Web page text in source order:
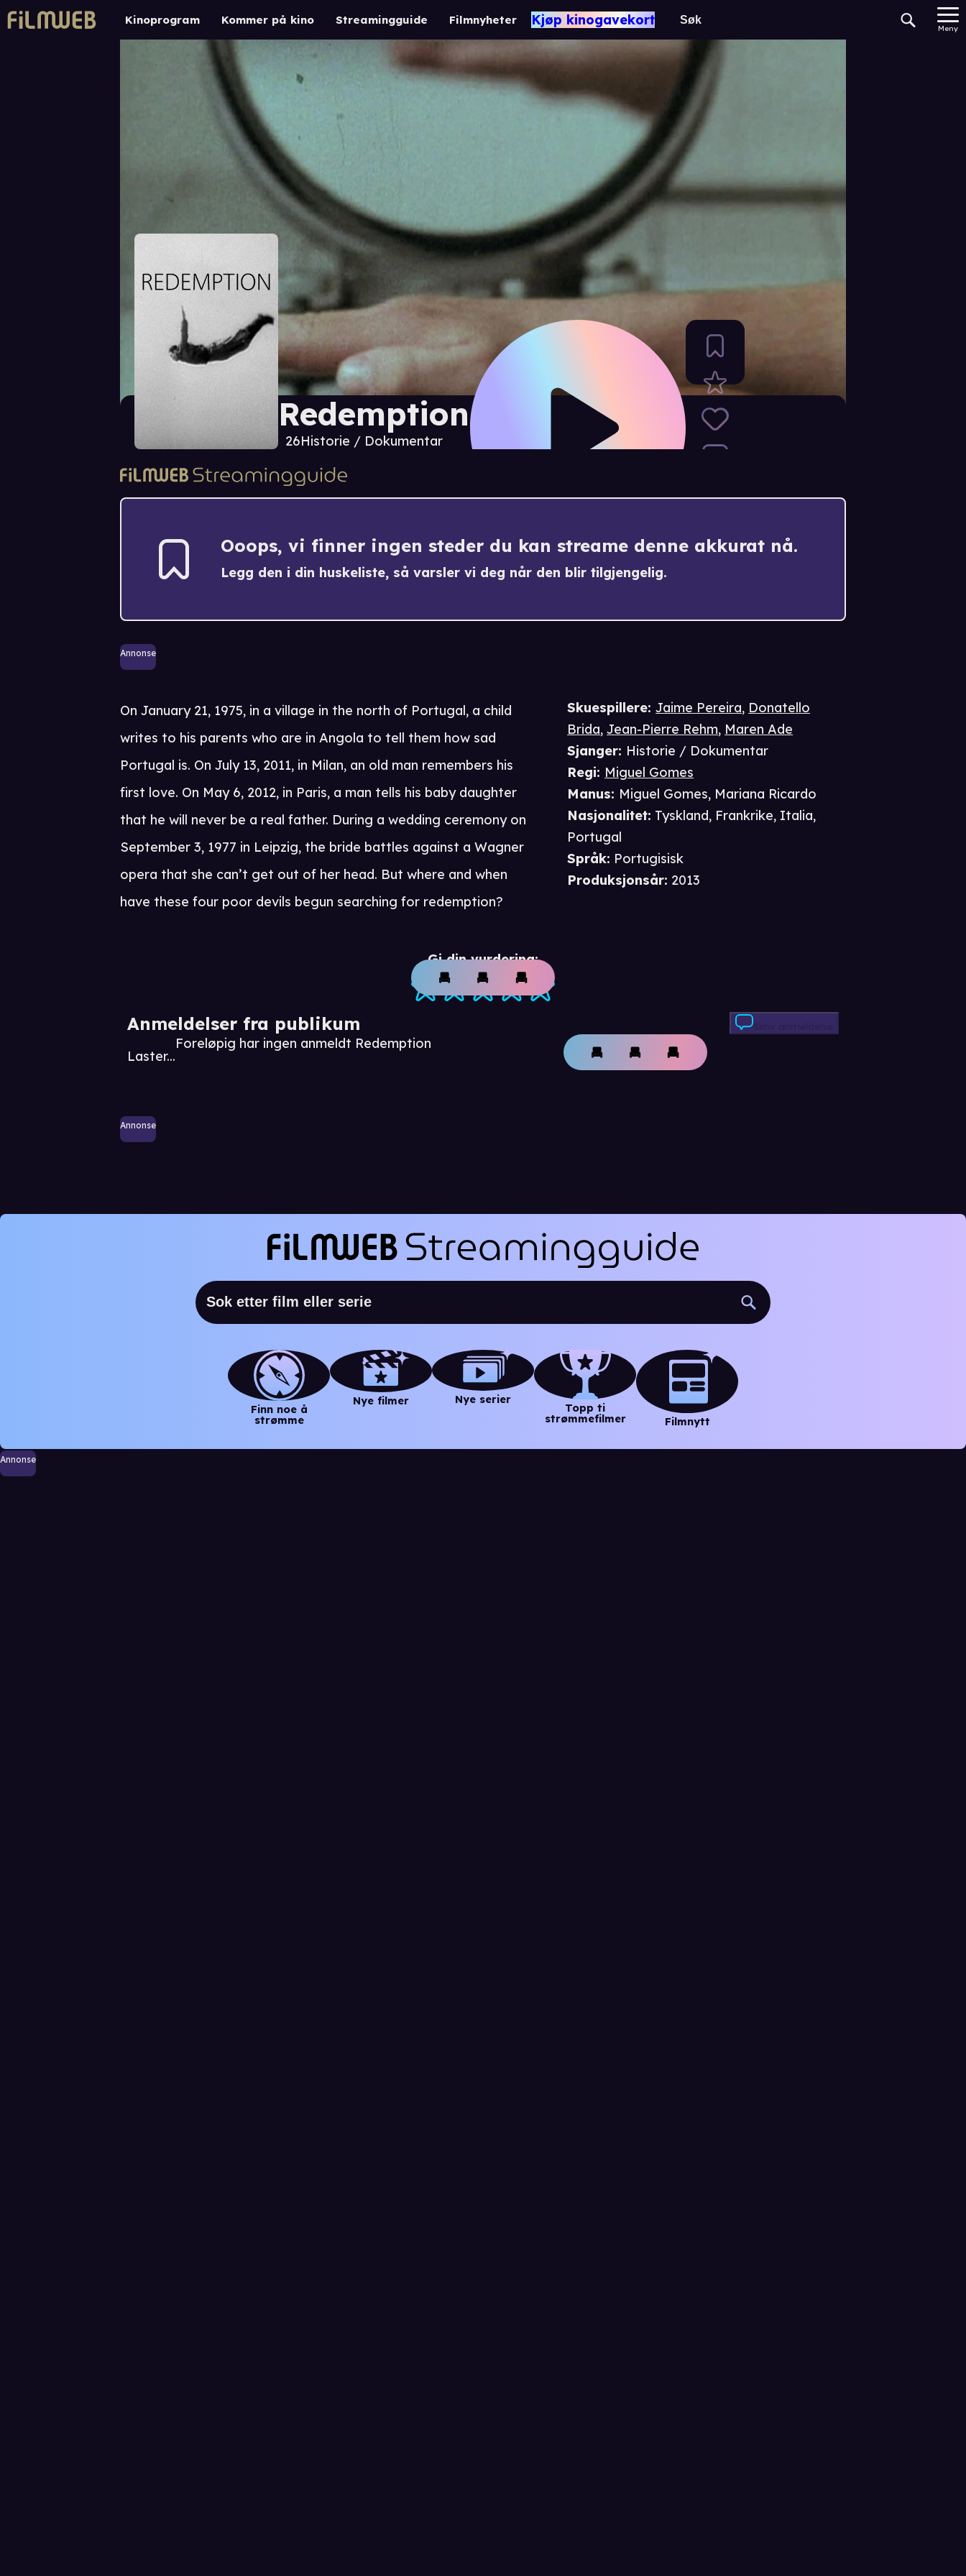
Kinoprogram Kommer på kino Streamingguide Filmnyheter Kjøp kinogavekort
Meny
Redemption
26Historie / Dokumentar
Ooops, vi finner ingen steder du kan streame denne akkurat nå.
Legg den i din huskeliste, så varsler vi deg når den blir tilgjengelig.
Annonse
Gi din vurdering:
Anmeldelser fra publikum
Laster...
Foreløpig har ingen anmeldt Redemption
Skriv anmeldelse
Annonse
Skuespillere:Jaime Pereira, Donatello
Brida,Jean-Pierre Rehm, Maren Ade
Sjanger: Historie / Dokumentar
Regi: Miguel Gomes
Manus: Miguel Gomes, Mariana Ricardo
Nasjonalitet: Tyskland, Frankrike, Italia,
Portugal
Språk: Portugisisk
Produksjonsår: 2013
On January 21, 1975, in a village in the north of Portugal, a child
writes to his parents who are in Angola to tell them how sad
Portugal is. On July 13, 2011, in Milan, an old man remembers his
first love. On May 6, 2012, in Paris, a man tells his baby daughter
that he will never be a real father. During a wedding ceremony on
September 3, 1977 in Leipzig, the bride battles against a Wagner
opera that she can’t get out of her head. But where and when
have these four poor devils begun searching for redemption?
Finn noe å
strømme
Nye filmer Nye serier
Topp ti
strømmefilmer
Filmnytt
Annonse